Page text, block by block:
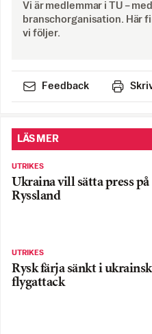
Vi är medlemmar i TU –
branschorganisation. Här
vi följer.
Feedback
LÄS MER
UTRIKES
Ukraina vill sätta press på
Ryssland
UTRIKES
Rysk färja sänkt i ukrainsk
flygattack